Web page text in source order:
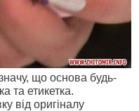
що основа будь-
та етикетка.
від оригіналу